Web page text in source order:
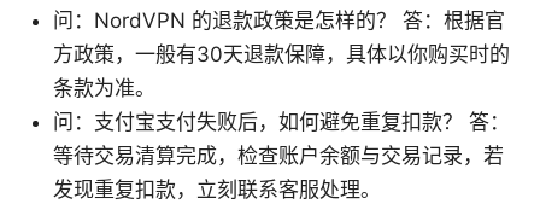
问：NordVPN 的退款政策是怎样的？ 答：根据官
方政策，一般有30天退款保障，具体以你购买时的
条款为准。
问：支付宝支付失败后，如何避免重复扣款？ 答：
等待交易清算完成，检查账户余额与交易记录，若
发现重复扣款，立刻联系客服处理。